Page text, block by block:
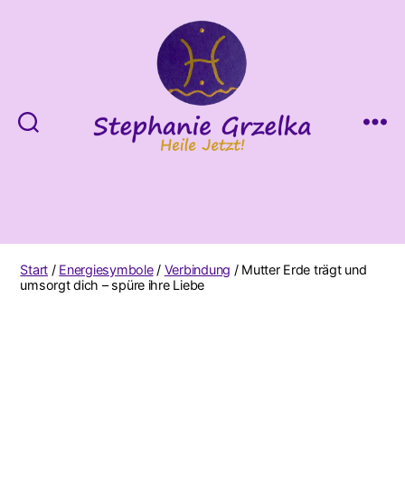
Start / Energiesymbole/ Verbindung / Mutter Erde trägt und
umsorgt dich – spüre ihre Liebe